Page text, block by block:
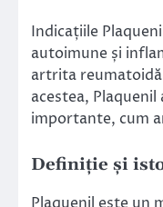
Indicațiile
autoimune și
artrita
acestea,
importante, cum
Definiție și